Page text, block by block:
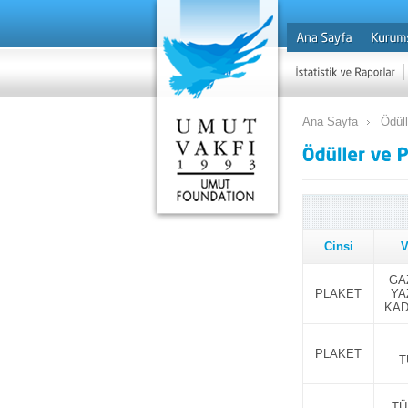
Ana Sayfa
Cinsi
PLAKET
PLAKET